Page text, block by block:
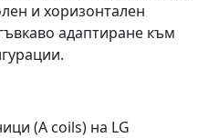
и хоризонтален
адаптиране към
(A coils) на LG